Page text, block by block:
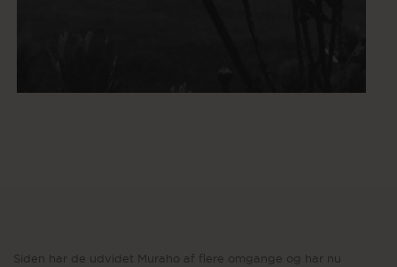
Siden har de udvidet Muraho af flere omgange og har nu